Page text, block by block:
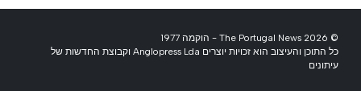
© 2026 The Portugal News - הוקמה 1977
כל התוכן והעיצוב הוא זכויות יוצרים Anglopress Lda וקבוצת החדשות של
עיתונים